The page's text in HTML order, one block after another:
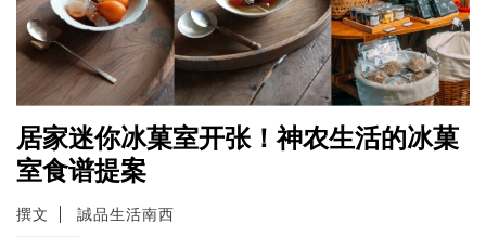
居家迷你冰菓室开张！神农生活的冰菓
室食谱提案
撰文 誠品生活南西